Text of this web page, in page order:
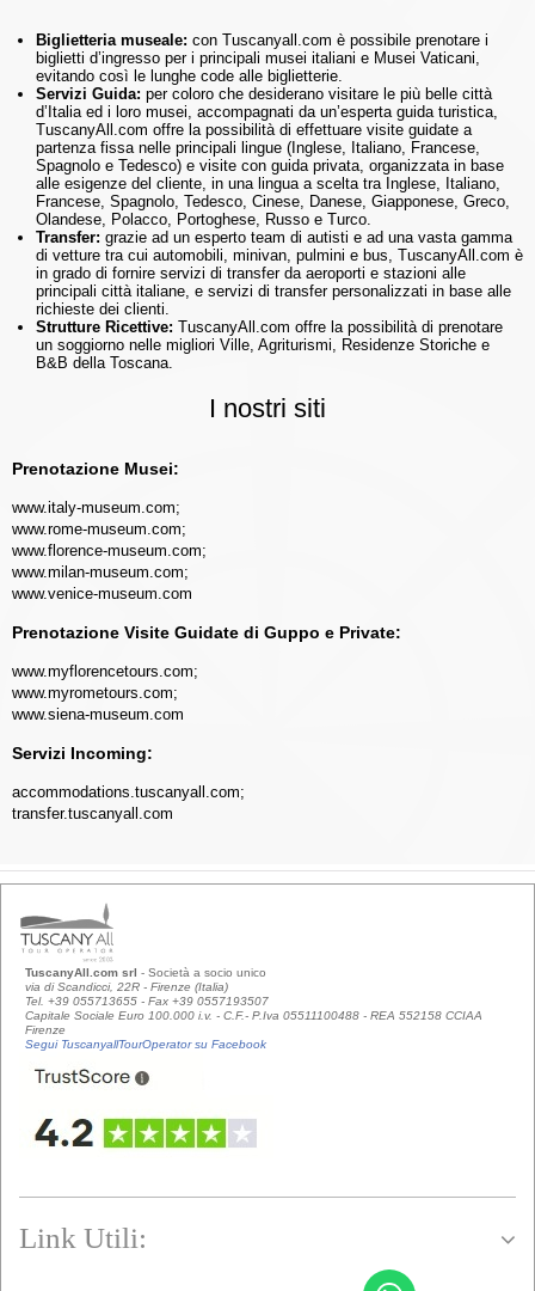
Biglietteria museale: con Tuscanyall.com è possibile prenotare i
biglietti d’ingresso per i principali musei italiani e Musei Vaticani,
evitando così le lunghe code alle biglietterie.
Servizi Guida: per coloro che desiderano visitare le più belle città
d’Italia ed i loro musei, accompagnati da un’esperta guida turistica,
TuscanyAll.com offre la possibilità di effettuare visite guidate a
partenza fissa nelle principali lingue (Inglese, Italiano, Francese,
Spagnolo e Tedesco) e visite con guida privata, organizzata in base
alle esigenze del cliente, in una lingua a scelta tra Inglese, Italiano,
Francese, Spagnolo, Tedesco, Cinese, Danese, Giapponese, Greco,
Olandese, Polacco, Portoghese, Russo e Turco.
Transfer: grazie ad un esperto team di autisti e ad una vasta gamma
di vetture tra cui automobili, minivan, pulmini e bus, TuscanyAll.com è
in grado di fornire servizi di transfer da aeroporti e stazioni alle
principali città italiane, e servizi di transfer personalizzati in base alle
richieste dei clienti.
Strutture Ricettive: TuscanyAll.com offre la possibilità di prenotare
un soggiorno nelle migliori Ville, Agriturismi, Residenze Storiche e
B&B della Toscana.
I nostri siti
Prenotazione Musei:
www.italy-museum.com;
www.rome-museum.com;
www.florence-museum.com;
www.milan-museum.com;
www.venice-museum.com
Prenotazione Visite Guidate di Guppo e Private:
www.myflorencetours.com;
www.myrometours.com;
www.siena-museum.com
Servizi Incoming:
accommodations.tuscanyall.com;
transfer.tuscanyall.com
TuscanyAll.com srl - Società a socio unico
via di Scandicci, 22R - Firenze (Italia)
Tel. +39 055713655 - Fax +39 0557193507
Capitale Sociale Euro 100.000 i.v. - C.F.- P.Iva 05511100488 - REA 552158 CCIAA
Firenze
Segui TuscanyallTourOperator su Facebook
Link Utili: